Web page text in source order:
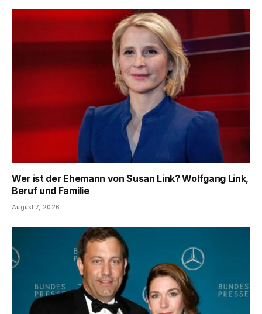
Wer ist der Ehemann von Susan Link? Wolfgang Link,
Beruf und Familie
August 7, 2026